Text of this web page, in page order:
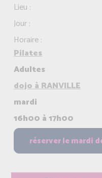
Lieu :
Jour :
Horaire :
Pilates
Adultes
dojo à RANVILLE
mardi
16h00 à 17h00